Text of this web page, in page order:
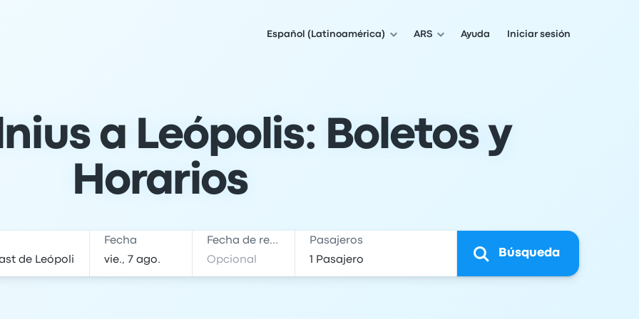
Español (Latinoamérica) ARS Ayuda Iniciar sesión
a Leópolis: Boletos y
Horarios
Fecha Fecha de regreso Pasajeros
Búsqueda